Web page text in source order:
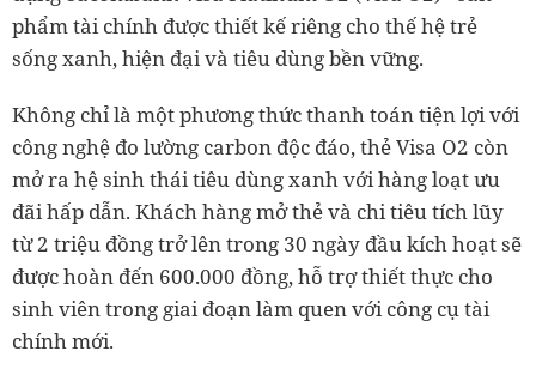
phẩm tài chính được thiết kế riêng cho thế hệ trẻ
sống xanh, hiện đại và tiêu dùng bền vững.
Không chỉ là một phương thức thanh toán tiện lợi với
công nghệ đo lường carbon độc đáo, thẻ Visa O2 còn
mở ra hệ sinh thái tiêu dùng xanh với hàng loạt ưu
đãi hấp dẫn. Khách hàng mở thẻ và chi tiêu tích lũy
từ 2 triệu đồng trở lên trong 30 ngày đầu kích hoạt sẽ
được hoàn đến 600.000 đồng, hỗ trợ thiết thực cho
sinh viên trong giai đoạn làm quen với công cụ tài
chính mới.